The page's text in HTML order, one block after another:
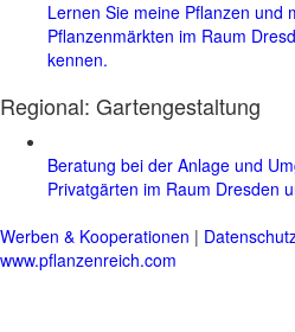
Lernen Sie meine Pflanzen und
Pflanzenmärkten im Raum
kennen.
Regional: Gartengestaltung
Beratung bei der Anlage und
Privatgärten im Raum Dresden
Werben & Kooperationen |
www.pflanzenreich.com